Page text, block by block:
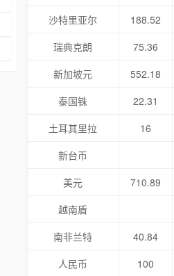
沙特里亚尔
188.52
瑞典克朗
75.36
新加坡元
552.18
泰国铢
22.31
土耳其里拉
16
新台币
美元
710.89
越南盾
南非兰特
40.84
人民币
100